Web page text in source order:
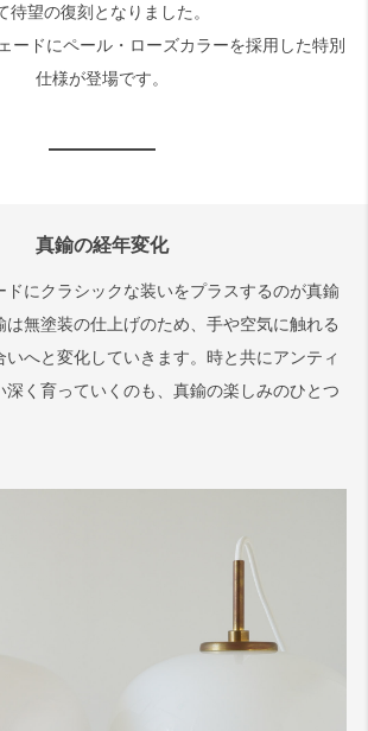
待望の復刻となりました。
ードにペール・ローズカラーを採用した特別
仕様が登場です。
真鍮の経年変化
ドにクラシックな装いをプラスするのが真鍮
は無塗装の仕上げのため、手や空気に触れる
いへと変化していきます。時と共にアンティ
深く育っていくのも、真鍮の楽しみのひとつ